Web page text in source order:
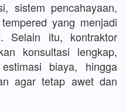
sistem pencahayaan,
yang menjadi
Selain itu, kontraktor
konsultasi lengkap,
biaya, hingga
agar tetap awet dan